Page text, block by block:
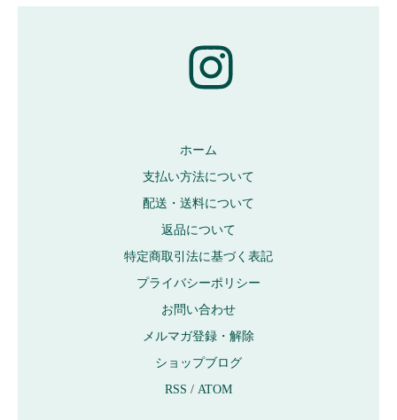
ホーム
支払い方法について
配送・送料について
返品について
特定商取引法に基づく表記
プライバシーポリシー
お問い合わせ
メルマガ登録・解除
ショップブログ
RSS / ATOM